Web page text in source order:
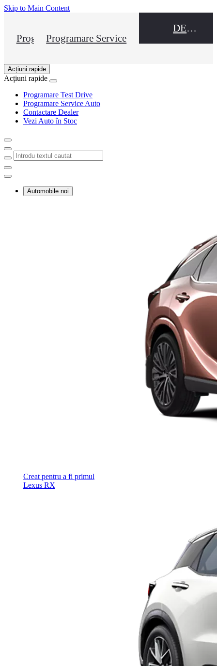
Skip to Main Content(Press Enter)
Programare Test Drive
Programare Service
DEALER NAME
Acțiuni rapide
Acțiuni rapide
Apăsați pentru a închide
Programare Test Drive
Programare Service Auto
Contactare Dealer
Vezi Auto în Stoc
Click to return to previous menu
Click to search
Close mobile menu
Automobile noi
Creat pentru a fi primul
Lexus RX